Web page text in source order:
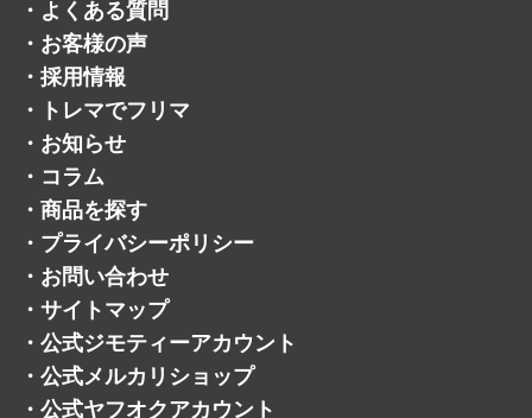
・ よくある質問
・ お客様の声
・ 採用情報
・
トレマでフリマ
・ お知らせ
・ コラム
・ 商品を探す
・ プライバシーポリシー
・ お問い合わせ
・ サイトマップ
・ 公式ジモティーアカウント
・ 公式メルカリショップ
・ 公式ヤフオクアカウント